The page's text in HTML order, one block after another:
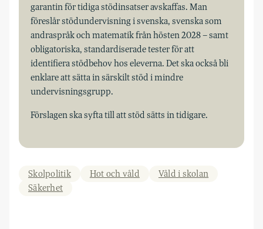
garantin för tidiga stödinsatser avskaffas. Man
föreslår stödundervisning i svenska, svenska som
andraspråk och matematik från hösten 2028 – samt
obligatoriska, standardiserade tester för att
identifiera stödbehov hos eleverna. Det ska också bli
enklare att sätta in särskilt stöd i mindre
undervisningsgrupp.
Förslagen ska syfta till att stöd sätts in tidigare.
Skolpolitik Hot och våld
Våld i skolan
Säkerhet